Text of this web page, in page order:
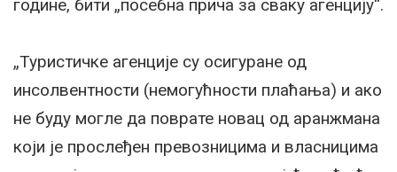
године, бити „посебна прича за сваку агенцију“.
„Туристичке агенције су осигуране од
инсолвентности (немогућности плаћања) и ако
не буду могле да поврате новац од аранжмана
који је прослеђен превозницима и власницима